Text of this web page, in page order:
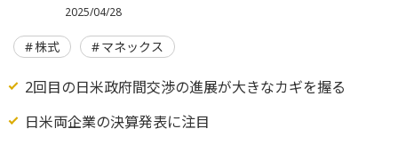
2025/04/28
株式 マネックス
2回目の日米政府間交渉の進展が大きなカギを握る
日米両企業の決算発表に注目